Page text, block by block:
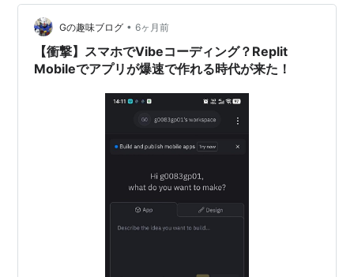
整理し、「自分にはどれが合うか」を判断しやすくする
ことを目的にまとめます。 先に結論をまとめる…
Gの趣味ブログ • 6ヶ月前
【衝撃】スマホでVibeコーディング？Replit
Mobileでアプリが爆速で作れる時代が来た！